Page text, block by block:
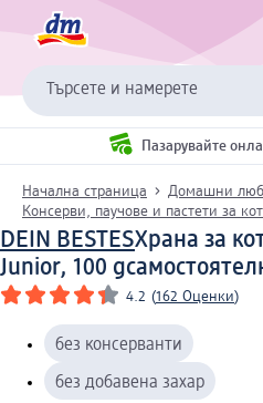
Търсете и намерете
Пазарувайте
Начална страница Домашни
Консерви, паучове и пастети за
DEIN BESTESХрана за
Junior, 100 g
4.2 (162 Оценки)
без консерванти
без добавена захар